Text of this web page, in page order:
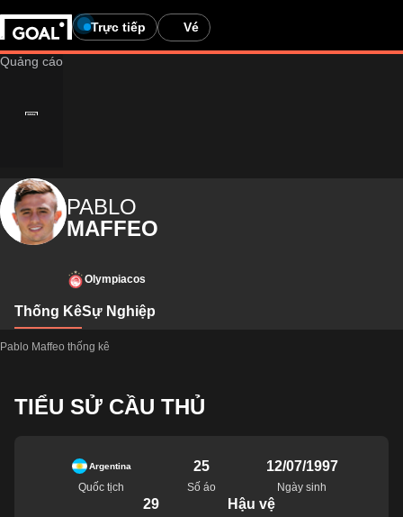
Trực tiếp Vé
PABLO
MAFFEO
Olympiacos
Thống KêSự Nghiệp
Pablo Maffeo thống kê
TIỂU SỬ CẦU THỦ
Argentina
Quốc tịch
25
Số áo
12/07/1997
Ngày sinh
29 Hậu vệ